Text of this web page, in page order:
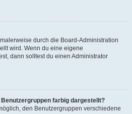
durch die Board-Administration
wird. Wenn du eine eigene
dann solltest du einen Administrator
farbig dargestellt?
den Benutzergruppen verschiedene